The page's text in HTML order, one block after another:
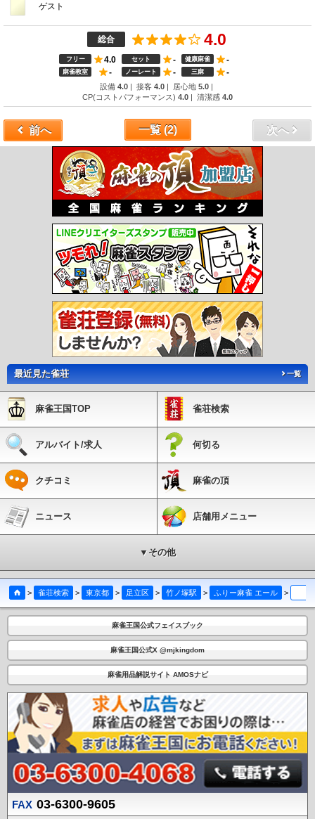
ゲスト
総合 4.0
フリー 4.0 セット - 健康麻雀 -
麻雀教室 - ノーレート - 三麻 -
設備 4.0 | 接客 4.0 | 居心地 5.0 |
CP(コストパフォーマンス) 4.0 | 清潔感 4.0
前へ 一覧 (2) 次へ
最近見た雀荘 一覧
麻雀王国TOP 雀荘検索
アルバイト/求人 何切る
クチコミ 麻雀の頂
ニュース 店舗用メニュー
▼その他
> 雀荘検索 > 東京都 > 足立区 > 竹ノ塚駅 > ふりー麻雀 エール >
麻雀王国公式フェイスブック
麻雀王国公式X @mjkingdom
麻雀用品解説サイト AMOSナビ
FAX 03-6300-9605